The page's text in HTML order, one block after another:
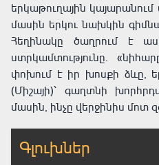
երկաթուղային
մասին երկու նախկին
Հեղինակը ծաղրում է
ստրկամտությունը.
փոխում է իր խոսքի ձևը,
(Միշայի)՝ գաղտնի
մասին, ինչը վերջինիս մոտ
Գլուխներ